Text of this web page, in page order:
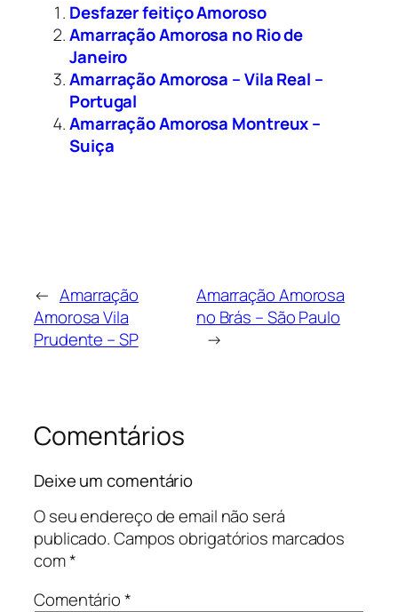
Desfazer feitiço Amoroso
Amarração Amorosa no Rio de
Janeiro
Amarração Amorosa – Vila Real –
Portugal
Amarração Amorosa Montreux –
Suiça
← Amarração
Amorosa Vila
Prudente – SP
Amarração Amorosa
no Brás – São Paulo
→
Comentários
Deixe um comentário
O seu endereço de email não será
publicado.Campos obrigatórios marcados
com*
Comentário*